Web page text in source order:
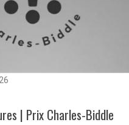
| Prix Charles-Biddle